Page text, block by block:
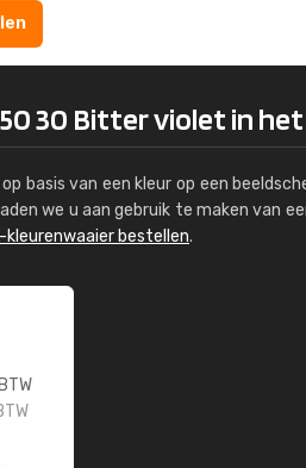
50 30 Bitter violet in
basis van een kleur op een
we u aan gebruik te maken van
kleurenwaaier bestellen.